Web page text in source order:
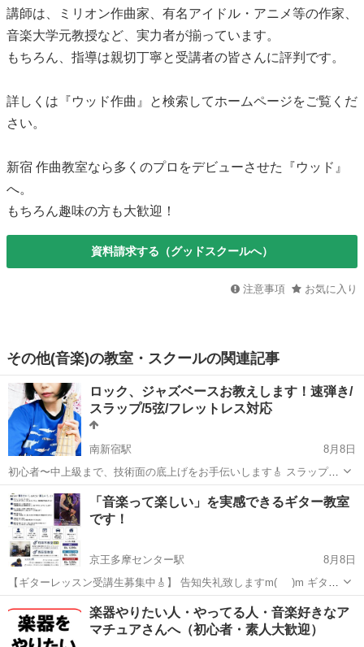
講師は、ミリオン作曲家、有名アイドル・アニメ等の作家、
音楽大学元教授など、実力者が揃っています。
もちろん、指導は親切丁寧と受講者の皆さんに評判です。
詳しくは『ウッド作曲』と検索してホームページをご覧くだ
さい。
新宿 作曲教室なら多くのプロをデビューさせた『ウッド』
へ。
もちろん趣味の方も大歓迎！
資料請求する（グッドスクールへ）
注意事項 お気に入り
その他(音楽)の教室・スクールの関連記事
ロック、ジャズベースお教えします！速弾き/
スラップ/5弦/フレットレス対応
南新宿駅
8月8日
初心者〜中上級まで、技術面の底上げをお手伝いします🎸 スラップも
中級まではお教えいたします。サムアップも対応できます👍👎 ジャズ
はウォーキングやソロの取り方お教えします🎹🥁 バンド経験、ジャズ
セッション経験多数、DTMやボ...
東京 渋谷区 南新宿駅 ベース スラップ
「音楽って楽しい」を実感できるギター教室
です！
京王多摩センター駅
8月8日
【ギターレッスン受講生募集中🎸】 告知失礼致しますm(_ _)m ギタリ
ストRYUTARO(葉狩隆太郎)が運営するギター教室です👍 ROCK＆
POPS系を中心に、初めてギターに触れる方から経験者の方まで「弾
けた！」...
多摩市 京王多摩センター駅 ギター レッスン
楽器やりたい人・やってる人・音楽好きなア
マチュアさんへ（初心者・素人大歓迎）